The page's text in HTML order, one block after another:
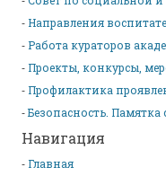
Направления
Работа кураторов
Проекты, конкурсы,
Профилактика
Безопасность. Памятка
Навигация
Главная